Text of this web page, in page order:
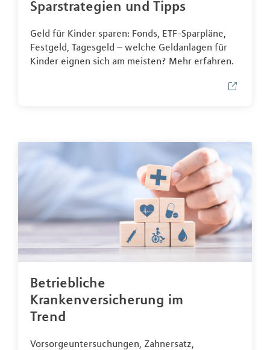
Sparstrategien und Tipps
Geld für Kinder sparen: Fonds, ETF-Sparpläne,
Festgeld, Tagesgeld – welche Geldanlagen für
Kinder eignen sich am meisten? Mehr erfahren.
Betriebliche
Krankenversicherung im
Trend
Vorsorgeuntersuchungen, Zahnersatz,